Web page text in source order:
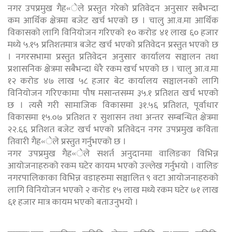
नगर उपप्रमुख गैह«ेले प्रस्तुत गरेको प्रतिवेदन अनुसार सबैभन्दा
कम आर्थिक क्षेत्रमा बजेट खर्च भएको छ । चालु आ.व.मा आर्थिक
विकासको लागि विनियोजन गरिएको १० करोड ४१ लाख ६० हजार
मध्ये ५.१५ प्रतिशतमात्र बजेट खर्च भएको प्रतिवेदन प्रस्तुत भएको छ
। नगरसभामा प्रस्तुत प्रतिवेदन अनुसार कार्यालय सञ्चालन तथा
प्रशासनिक क्षेत्रमा सबैभन्दा धेरै रकम खर्च भएको छ । चालु आ.व.मा
१२ करोड ४७ लाख ५८ हजार बेट कार्यालय सञ्चालनको लागि
विनियोजन गरिएकामा पौष मसान्तसम्म ३५.१ प्रतिशत खर्च भएको
छ । त्यसै गरी सामाजिक विकासमा ३१.५६ प्रतिशत, पूर्वाधार
विकासमा १५.०७ प्रतिशत र सुशासन तथा अन्तर सम्बन्धित क्षेत्रमा
२२.६६ प्रतिशत बजेट खर्च भएको प्रतिवेदन नगर उपप्रमुख कविता
तिवारी गैह«ेले प्रस्तुत गर्नुभएको छ ।
नगर उपप्रमुख गैह«ेले सशर्त अनुदानमा वालिङका विभिन्न
आयोजनाहरुको रकम घटेर कायम भएको उल्लेख गर्नुभयो । वालिङ
नगरपालिकाका विभिन्न वडाहरुमा सञ्चालित ९ वटा आयोजनाहरुको
लागि विनियोजन भएको २ करोड १५ लाख मध्ये रकम घटेर ७१ लाख
६१ हजार मात्र कायम भएको बताउनुभयो ।